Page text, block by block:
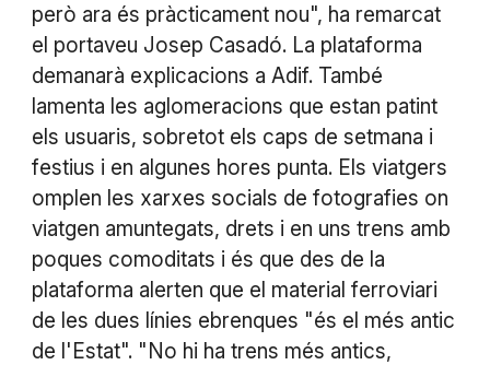
però ara és pràcticament nou", ha remarcat
el portaveu Josep Casadó. La plataforma
demanarà explicacions a Adif. També
lamenta les aglomeracions que estan patint
els usuaris, sobretot els caps de setmana i
festius i en algunes hores punta. Els viatgers
omplen les xarxes socials de fotografies on
viatgen amuntegats, drets i en uns trens amb
poques comoditats i és que des de la
plataforma alerten que el material ferroviari
de les dues línies ebrenques "és el més antic
de l'Estat". "No hi ha trens més antics,